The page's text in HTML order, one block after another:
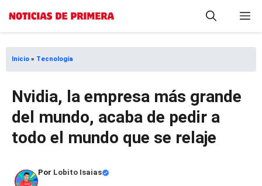
Saltar
contenido
Inicio » Tecnología
Nvidia, la empresa más grande
del mundo, acaba de pedir a
todo el mundo que se relaje
Por Lobito Isaias